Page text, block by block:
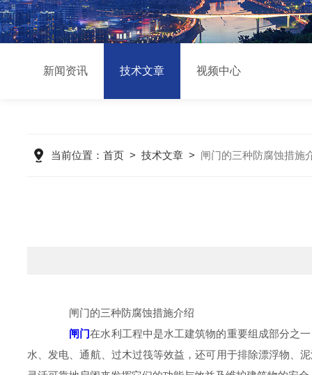
新闻资讯 技术文章 视频中心
当前位置： 首页 > 技术文章 > 闸门的三种防腐蚀措施
闸门的三种防腐蚀措施介绍
闸门在水利工程中是水工建筑物的重要组成部分之
水、发电、通航、过木过筏等效益，还可用于排除漂浮物、